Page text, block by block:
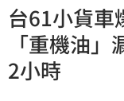
台61小貨車
「重機油
2小時